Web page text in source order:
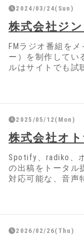
2024/03/24(Sun)
株式会社ジ
FMラジオ番組を
ー）を制作してい
ルはサイトでも試
2025/05/12(Mon)
株式会社オ
Spotify、radiko、
の出稿をトータル
対応可能な、音声
2026/02/26(Thu)